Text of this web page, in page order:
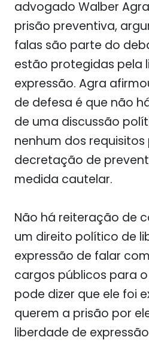
advogado Walber
prisão preventiva,
falas são parte do
estão protegidas pela
expressão. Agra
de defesa é que não
de uma discussão
nenhum dos
decretação de
medida cautelar.
Não há reiteração de
um direito político de
expressão de falar
cargos públicos para
pode dizer que ele foi
querem a prisão por
liberdade de